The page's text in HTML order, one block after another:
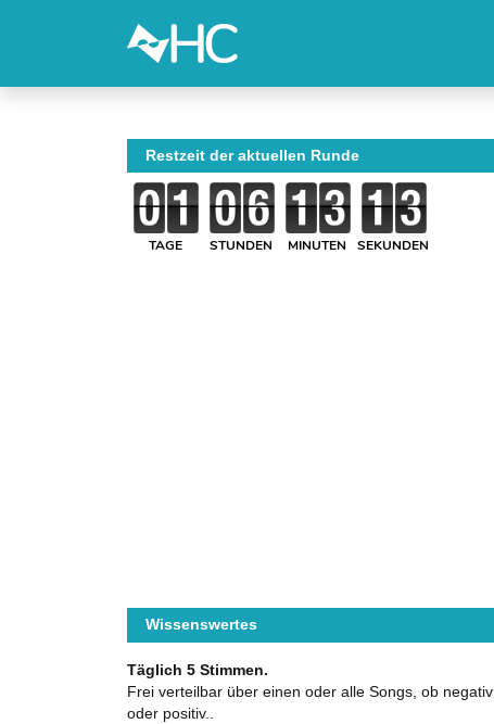
Restzeit der aktuellen Runde
TAGE STUNDEN MINUTEN SEKUNDEN
Wissenswertes
Täglich 5 Stimmen.
Frei verteilbar über einen oder alle Songs, ob negativ
oder positiv..